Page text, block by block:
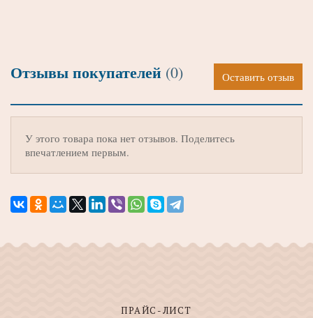
Отзывы покупателей (0) Оставить отзыв
У этого товара пока нет отзывов. Поделитесь
впечатлением первым.
ПРАЙС-ЛИСТ